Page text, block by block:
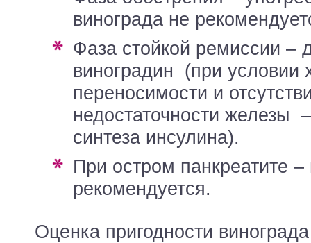
винограда не
фаза стойкой ремиссии – до 10 – 15
виноградин (при условии
переносимости и
недостаточности железы
синтеза инсулина).
При остром панкреатите – виноград не
рекомендуется.
Оценка пригодности